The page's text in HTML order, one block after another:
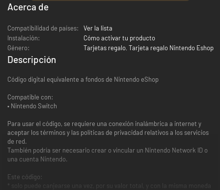
Acerca de
Compatibilidad de países:
Ver la lista
Instalación:
Cómo activar tu producto
Género:
Tarjetas regalo, Tarjeta regalo Nintendo Eshop
Descripción
Código digital equivalente a fondos de Nintendo eShop
Compatible con:
• Nintendo Switch
Para usar el código, se requiere una conexión inalámbrica a internet y
aceptar los términos y las políticas de privacidad relativos a los servicios
de red.
También podría ser necesario crear o vincular un Nintendo Network ID o
una cuenta Nintendo.
Este código:
* solo puede canjearse una vez, por su valor total, y con la misma moneda